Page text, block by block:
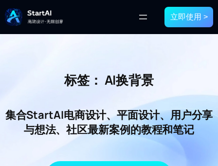
立即使用 >
标签： AI换背景
集合StartAI电商设计、平面设计、用户分享
与想法、社区最新案例的教程和笔记